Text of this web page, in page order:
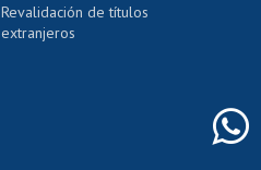
Revalidación de títulos
extranjeros